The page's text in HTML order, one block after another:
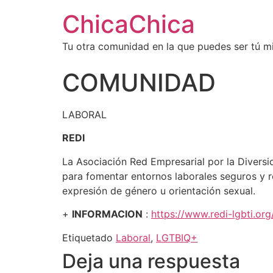
ChicaChica
Tu otra comunidad en la que puedes ser tú
COMUNIDAD
LABORAL
REDI
La Asociación Red Empresarial por la
para fomentar entornos laborales seguros y
expresión de género u orientación sexual.
+ INFORMACION : https://www.redi-
Etiquetado Laboral, LGTBIQ+
Deja una respuesta